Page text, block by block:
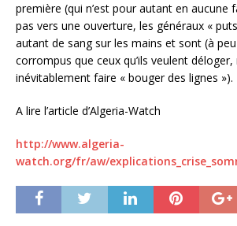
première (qui n’est pour autant en aucune
pas vers une ouverture, les généraux «
autant de sang sur les mains et sont (à
corrompus que ceux qu’ils veulent
inévitablement faire « bouger des lignes »).
A lire l’article d’Algeria-Watch
http://www.algeria-
watch.org/fr/aw/